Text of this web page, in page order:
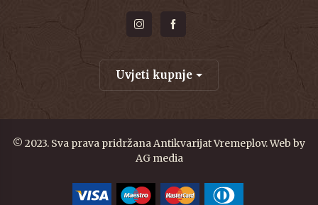
Uvjeti kupnje
© 2023. Sva prava pridržana Antikvarijat Vremeplov. Web by
AG media